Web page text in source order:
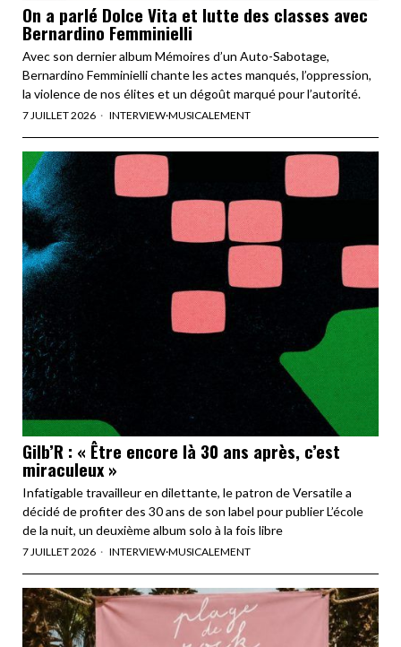
On a parlé Dolce Vita et lutte des classes avec
Bernardino Femminielli
Avec son dernier album Mémoires d’un Auto-Sabotage,
Bernardino Femminielli chante les actes manqués, l’oppression,
la violence de nos élites et un dégoût marqué pour l’autorité.
7 JUILLET 2026 INTERVIEW·MUSICALEMENT
Gilb’R : « Être encore là 30 ans après, c’est
miraculeux »
Infatigable travailleur en dilettante, le patron de Versatile a
décidé de profiter des 30 ans de son label pour publier L’école
de la nuit, un deuxième album solo à la fois libre
7 JUILLET 2026 INTERVIEW·MUSICALEMENT